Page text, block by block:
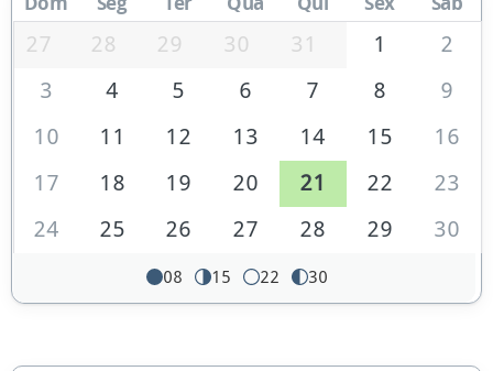
27 28 29 30 31 1
2
3
4 5 6 7 8
9
10
11 12 13 14 15
16
17
18 19 20 21 22
23
24
25 26 27 28 29 30
08 15 22 30